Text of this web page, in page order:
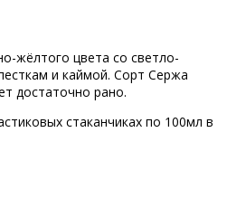
жёлтого цвета со светло-
и каймой. Cорт Сержа
достаточно рано.
стаканчиках по 100мл в